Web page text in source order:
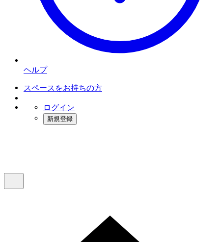
ヘルプ
スペースをお持ちの方
ログイン
新規登録